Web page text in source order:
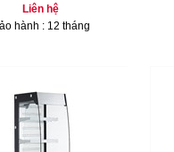
Liên hệ
hành : 12 tháng